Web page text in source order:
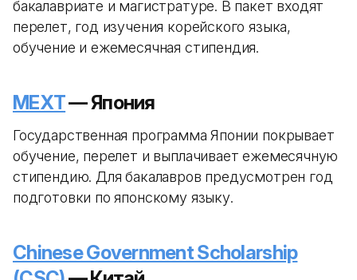
бакалавриате и магистратуре. В пакет входят
перелет, год изучения корейского языка,
обучение и ежемесячная стипендия.
MEXT— Япония
Государственная программа Японии покрывает
обучение, перелет и выплачивает ежемесячную
стипендию. Для бакалавров предусмотрен год
подготовки по японскому языку.
Chinese Government Scholarship